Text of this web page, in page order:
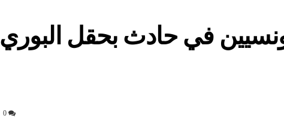
مقتل وإصابة 6 تونسيين في حادث بحقل البوري
0